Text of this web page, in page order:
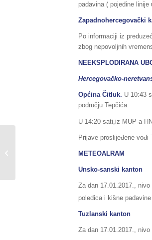
padavina ( pojedine
Zapadnohercegovački
Po informaciji iz
zbog nepovoljnih
NEEKSPLODIRANA
Hercegovačko-
Općina Čitluk. U 10:43
području Tepčića.
U 14:20 sati,iz MUP-a
Prijave proslijeđene vođi
METEOALRAM
Unsko-sanski kanton
Za dan 17.01.2017.,
poledica i kišne
Tuzlanski kanton
Za dan 17.01.2017.,
Sažetak Redovnog izvještaja o stanju
u Federaciji BiH, za dane